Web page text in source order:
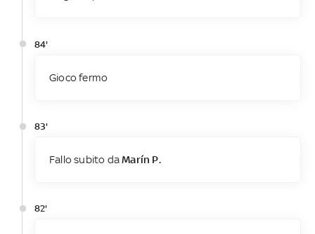
84'
Gioco fermo
83'
Fallo subito daMarín P.
82'